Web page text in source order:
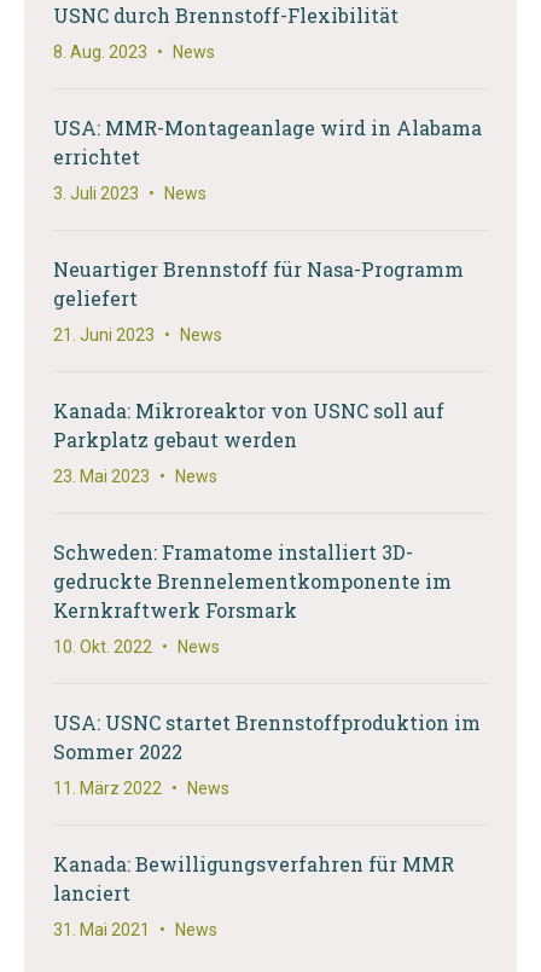
USNC durch Brennstoff-Flexibilität
8. Aug. 2023 • News
USA: MMR-Montageanlage wird in Alabama
errichtet
3. Juli 2023 • News
Neuartiger Brennstoff für Nasa-Programm
geliefert
21. Juni 2023 • News
Kanada: Mikroreaktor von USNC soll auf
Parkplatz gebaut werden
23. Mai 2023 • News
Schweden: Framatome installiert 3D-
gedruckte Brennelementkomponente im
Kernkraftwerk Forsmark
10. Okt. 2022 • News
USA: USNC startet Brennstoffproduktion im
Sommer 2022
11. März 2022 • News
Kanada: Bewilligungsverfahren für MMR
lanciert
31. Mai 2021 • News